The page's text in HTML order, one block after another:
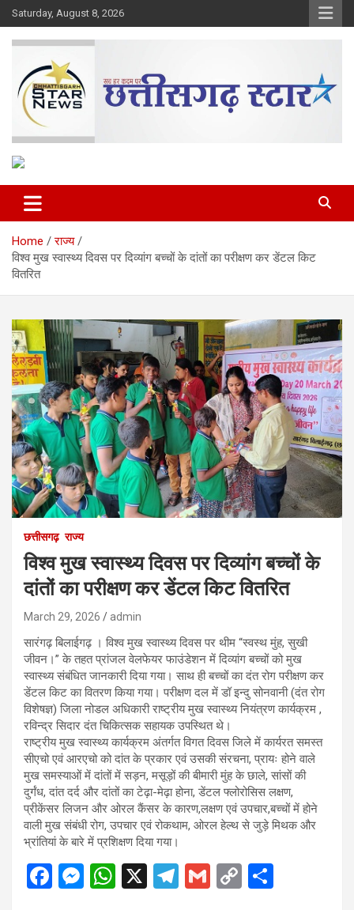
Skip
to
content
Saturday, August 8, 2026
Chhattisgarh Star
Home
राज्य
विश्व मुख स्वास्थ्य दिवस पर दिव्यांग बच्चों के दांतों का परीक्षण कर डेंटल किट
वितरित
छत्तीसगढ़ राज्य
विश्व मुख स्वास्थ्य दिवस पर दिव्यांग बच्चों के
दांतों का परीक्षण कर डेंटल किट वितरित
March 29, 2026 admin
सारंगढ़ बिलाईगढ़ । विश्व मुख स्वास्थ्य दिवस पर थीम “स्वस्थ मुंह, सुखी
जीवन।” के तहत प्रांजल वेलफेयर फाउंडेशन में दिव्यांग बच्चों को मुख
स्वास्थ्य संबंधित जानकारी दिया गया। साथ ही बच्चों का दंत रोग परीक्षण कर
डेंटल किट का वितरण किया गया। परीक्षण दल में डॉ इन्दु सोनवानी (दंत रोग
विशेषज्ञ) जिला नोडल अधिकारी राष्ट्रीय मुख स्वास्थ्य नियंत्रण कार्यक्रम ,
रविन्द्र सिदार दंत चिकित्सक सहायक उपस्थित थे।
राष्ट्रीय मुख स्वास्थ्य कार्यक्रम अंतर्गत विगत दिवस जिले में कार्यरत समस्त
सीएचो एवं आरएचो को दांत के प्रकार एवं उसकी संरचना, प्रायः होने वाले
मुख समस्याओं में दांतों में सड़न, मसूड़ों की बीमारी मुंह के छाले, सांसों की
दुर्गंध, दांत दर्द और दांतों का टेढ़ा-मेढ़ा होना, डेंटल फ्लोरोसिस लक्षण,
प्रीकेंसर लिजन और ओरल कैंसर के कारण,लक्षण एवं उपचार,बच्चों में होने
वाली मुख संबंधी रोग, उपचार एवं रोकथाम, ओरल हेल्थ से जुड़े मिथक और
भ्रांतियां के बारे में प्रशिक्षण दिया गया।
F
M W X
T
G
C